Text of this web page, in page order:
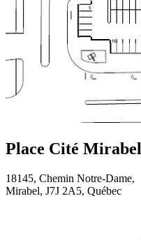
Place Cité Mirabel
18145, Chemin Notre-Dame,
Mirabel, J7J 2A5, Québec